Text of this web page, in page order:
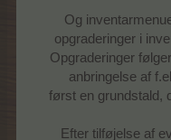
Og
opgraderinger i
Opgraderinger
anbringelse af
først en grundstald,
Efter tilføjelse af